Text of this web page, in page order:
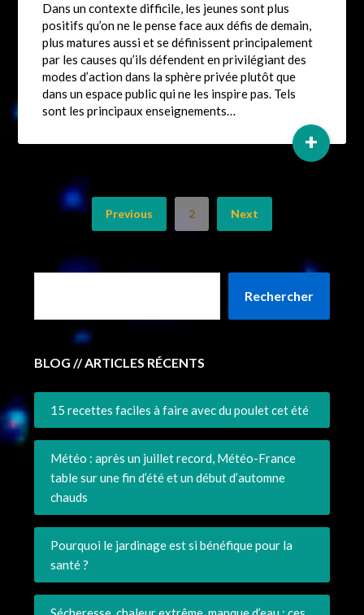
Dans un contexte difficile, les jeunes sont plus
positifs qu’on ne le pense face aux défis de demain,
plus matures aussi et se définissent principalement
par les causes qu’ils défendent en privilégiant des
modes d’action dans la sphère privée plutôt que
dans un espace public qui ne les inspire pas. Tels
sont les principaux enseignements…
+
Previous 2 Next
Rechercher
BLOG // ARTICLES RÉCENTS
15 recettes faciles à faire avec du poulet cet été
Météo : après un juillet record, Météo-France
table sur une fin d’été et un début d’automne
chauds
Pourquoi le jardinage est si bénéfique pour la
santé ?